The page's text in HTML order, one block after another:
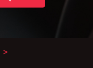
>